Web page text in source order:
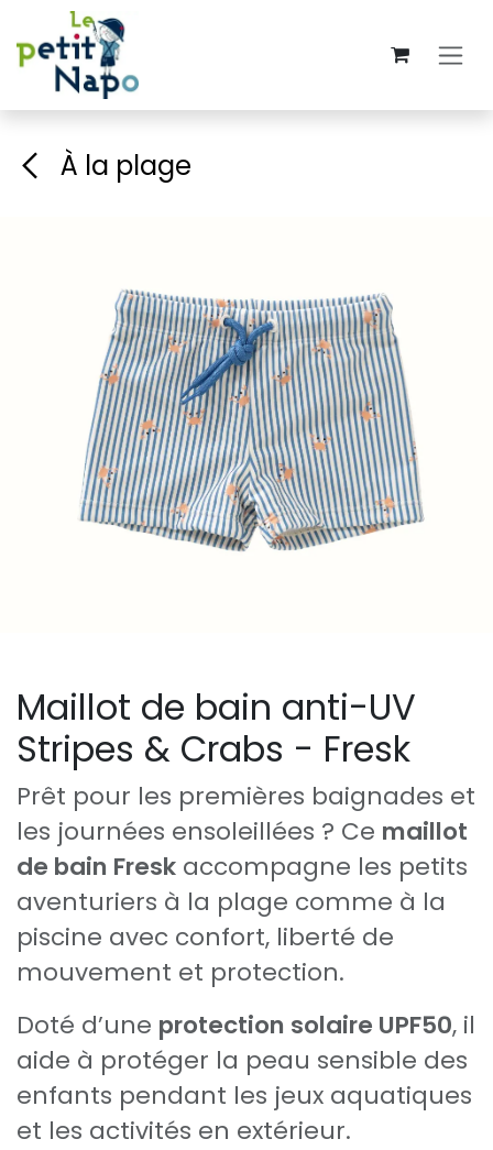
Se rendre au contenu
À la plage
Maillot de bain anti-UV
Stripes & Crabs - Fresk
Prêt pour les premières baignades et
les journées ensoleillées ? Ce maillot
de bain Fresk accompagne les petits
aventuriers à la plage comme à la
piscine avec confort, liberté de
mouvement et protection.
Doté d’une protection solaire UPF50, il
aide à protéger la peau sensible des
enfants pendant les jeux aquatiques
et les activités en extérieur.